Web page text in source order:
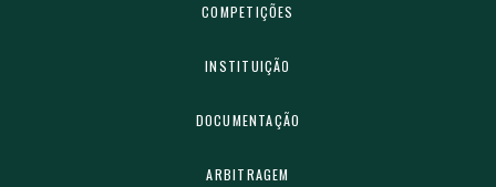
COMPETIÇÕES
INSTITUIÇÃO
DOCUMENTAÇÃO
ARBITRAGEM